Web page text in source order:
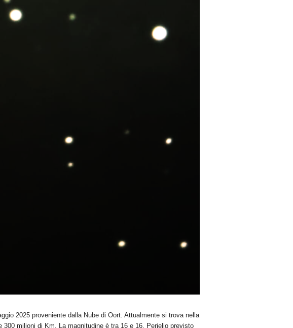
2025 proveniente dalla Nube di Oort. Attualmente si trova nella
milioni di Km. La magnitudine è tra 16 e 16, Perielio previsto